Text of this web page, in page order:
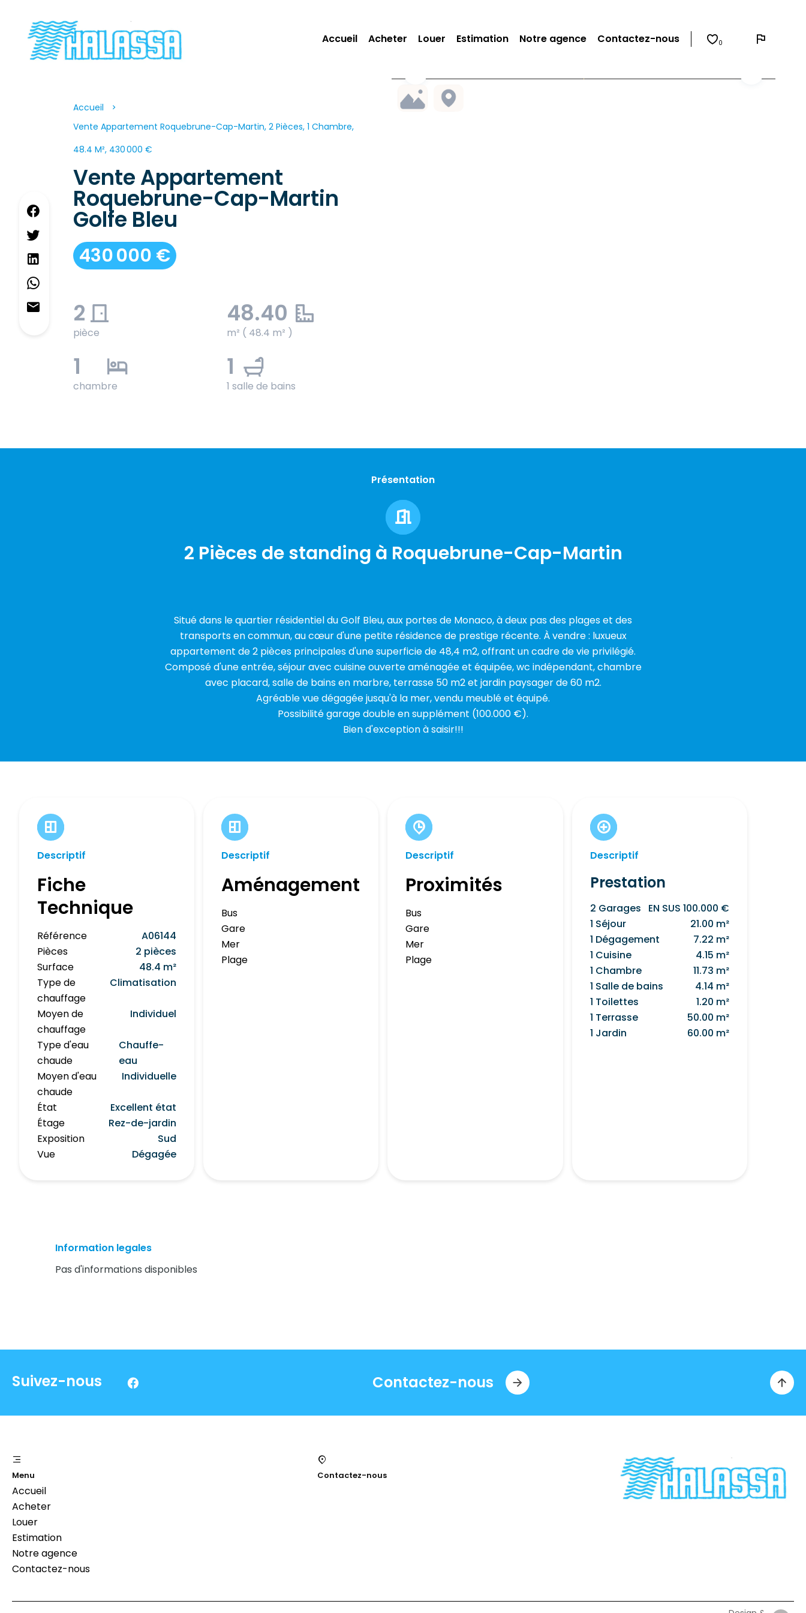
Accueil Acheter Louer Estimation Notre agence Contactez-nous 0
Accueil
Vente Appartement Roquebrune-Cap-Martin, 2 Pièces, 1 Chambre,
48.4 M², 430 000 €
Vente Appartement
Roquebrune-Cap-Martin
Golfe Bleu
430 000 €
2
pièce
48.40
m² ( 48.4 m² )
1
chambre
1
1 salle de bains
Présentation
2 Pièces de standing à Roquebrune-Cap-Martin
Situé dans le quartier résidentiel du Golf Bleu, aux portes de Monaco, à deux pas des plages et des
transports en commun, au cœur d'une petite résidence de prestige récente. À vendre : luxueux
appartement de 2 pièces principales d'une superficie de 48,4 m2, offrant un cadre de vie privilégié.
Composé d'une entrée, séjour avec cuisine ouverte aménagée et équipée, wc indépendant, chambre
avec placard, salle de bains en marbre, terrasse 50 m2 et jardin paysager de 60 m2.
Agréable vue dégagée jusqu'à la mer, vendu meublé et équipé.
Possibilité garage double en supplément (100.000 €).
Bien d'exception à saisir!!!
Descriptif
Fiche
Technique
Référence
A06144
Pièces
2 pièces
Surface
48.4 m²
Type de
chauffage
Climatisation
Moyen de
chauffage
Individuel
Type d'eau
chaude
Chauffe-
eau
Moyen d'eau
chaude
Individuelle
État
Excellent état
Étage
Rez-de-jardin
Exposition
Sud
Vue
Dégagée
Descriptif
Aménagement
Bus
Gare
Mer
Plage
Descriptif
Proximités
Bus
Gare
Mer
Plage
Descriptif
Prestation
2 Garages
EN SUS 100.000 €
1 Séjour
21.00 m²
1 Dégagement
7.22 m²
1 Cuisine
4.15 m²
1 Chambre
11.73 m²
1 Salle de bains
4.14 m²
1 Toilettes
1.20 m²
1 Terrasse
50.00 m²
1 Jardin
60.00 m²
Information legales
Pas d'informations disponibles
Suivez-nous Contactez-nous
Menu
Accueil
Acheter
Louer
Estimation
Notre agence
Contactez-nous
Contactez-nous